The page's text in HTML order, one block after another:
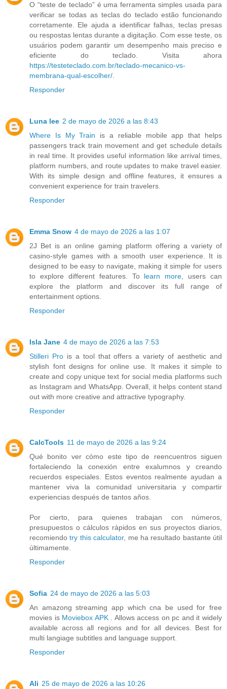
O “teste de teclado” é uma ferramenta simples usada para
verificar se todas as teclas do teclado estão funcionando
corretamente. Ele ajuda a identificar falhas, teclas presas
ou respostas lentas durante a digitação. Com esse teste, os
usuários podem garantir um desempenho mais preciso e
eficiente do teclado. Visita ahora
https://testeteclado.com.br/teclado-mecanico-vs-
membrana-qual-escolher/
Responder
Luna lee 2 de mayo de 2026 a las 8:43
Where Is My Train is a reliable mobile app that helps
passengers track train movement and get schedule details
in real time. It provides useful information like arrival times,
platform numbers, and route updates to make travel easier.
With its simple design and offline features, it ensures a
convenient experience for train travelers.
Responder
Emma Snow 4 de mayo de 2026 a las 1:07
2J Bet is an online gaming platform offering a variety of
casino-style games with a smooth user experience. It is
designed to be easy to navigate, making it simple for users
to explore different features. To learn more , users can
explore the platform and discover its full range of
entertainment options.
Responder
Isla Jane 4 de mayo de 2026 a las 7:53
Stilleri Prois a tool that offers a variety of aesthetic and
stylish font designs for online use. It makes it simple to
create and copy unique text for social media platforms such
as Instagram and WhatsApp. Overall, it helps content stand
out with more creative and attractive typography.
Responder
CalcTools 11 de mayo de 2026 a las 9:24
Qué bonito ver cómo este tipo de reencuentros siguen
fortaleciendo la conexión entre exalumnos y creando
recuerdos especiales. Estos eventos realmente ayudan a
mantener viva la comunidad universitaria y compartir
experiencias después de tantos años.
Por cierto, para quienes trabajan con números,
presupuestos o cálculos rápidos en sus proyectos diarios,
recomiendotry this calculator, me ha resultado bastante útil
últimamente.
Responder
Sofia 24 de mayo de 2026 a las 5:03
An amazong streaming app which cna be used for free
movies is Moviebox APK
. Allows access on pc and it widely
available across all regions and for all devices. Best for
multi langiage subtitles and language support.
Responder
Ali 25 de mayo de 2026 a las 10:26